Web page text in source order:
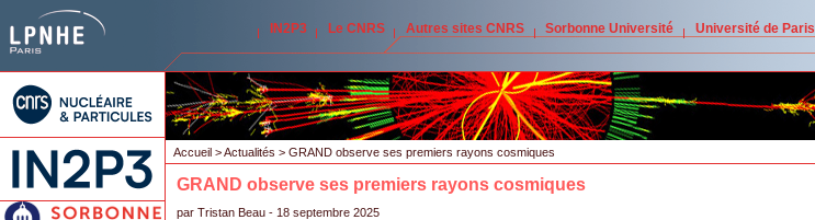
IN2P3 Le CNRS Autres sites CNRS Sorbonne Université Université de Paris
Accueil >Actualités > GRAND observe ses premiers rayons cosmiques
GRAND observe ses premiers rayons cosmiques
par Tristan Beau - 18 septembre 2025